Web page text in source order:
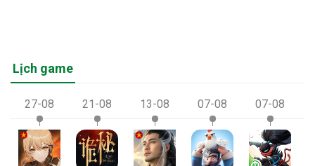
Lịch game
27-08 21-08 13-08 07-08 07-08